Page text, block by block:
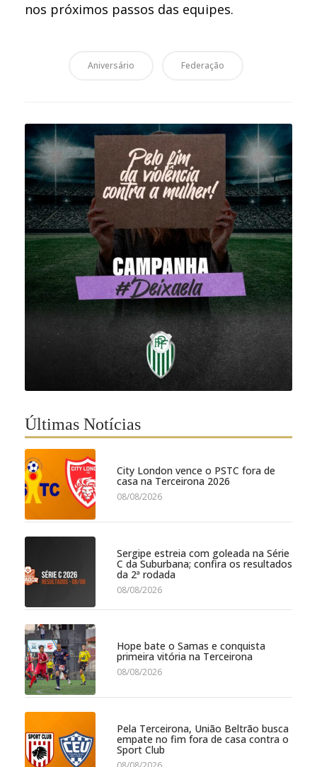
nos próximos passos das equipes.
Aniversário Federação
Últimas Notícias
City London vence o PSTC fora de
casa na Terceirona 2026
08/08/2026
Sergipe estreia com goleada na Série
C da Suburbana; confira os resultados
da 2ª rodada
08/08/2026
Hope bate o Samas e conquista
primeira vitória na Terceirona
08/08/2026
Pela Terceirona, União Beltrão busca
empate no fim fora de casa contra o
Sport Club